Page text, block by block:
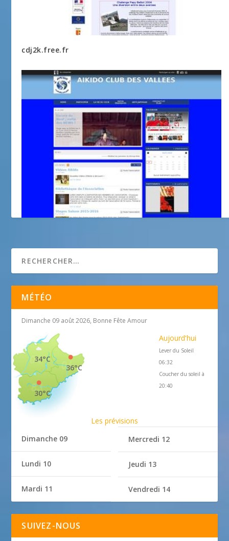
cdj2k.free.fr
MÉTÉO
Dimanche 09 août 2026, Bonne Fête Amour
36°C
34°C
30°C
Aujourd'hui
Lever du Soleil
06:32
Coucher du soleil à
20:40
Les prévisions
Dimanche 09
Lundi 10
Mardi 11
Mercredi 12
Jeudi 13
Vendredi 14
SUIVEZ-NOUS